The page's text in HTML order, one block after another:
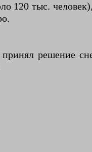
120 тыс.
решение